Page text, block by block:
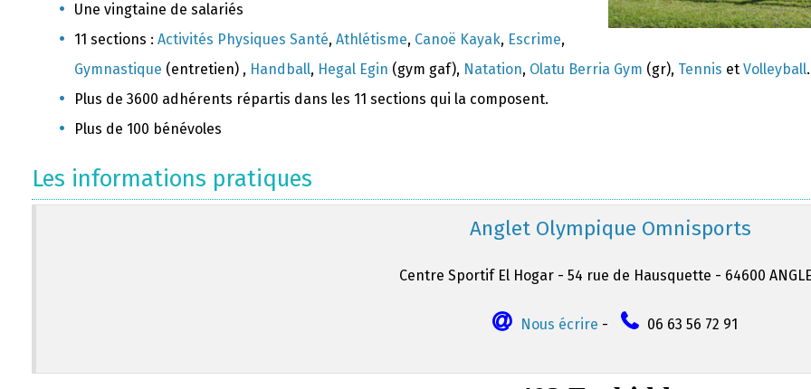
Une vingtaine de salariés
11 sections : Activités Physiques Santé, Athlétisme, Canoë Kayak, Escrime,
Gymnastique (entretien) , Handball, Hegal Egin (gym gaf), Natation, Olatu Berria Gym (gr), Tennis et Volleyball.
Plus de 3600 adhérents répartis dans les 11 sections qui la composent.
Plus de 100 bénévoles
Les informations pratiques
Anglet Olympique Omnisports
Centre Sportif El Hogar - 54 rue de Hausquette - 64600
Nous écrire - 06 63 56 72 91